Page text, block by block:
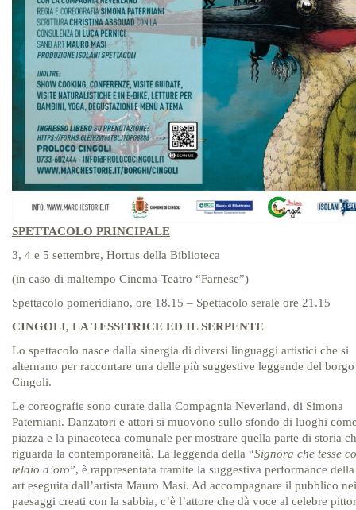
SPETTACOLO PRINCIPALE
3, 4 e 5 settembre, Hortus della Biblioteca
(in caso di maltempo Cinema-Teatro “Farnese”)
Spettacolo pomeridiano, ore 18.15 – Spettacolo serale ore 21.15
CINGOLI, LA TESSITRICE ED IL SERPENTE
Lo spettacolo nasce dalla sinergia di diversi linguaggi artistici che si
alternano per raccontare una delle più suggestive leggende del
Cingoli.
Le coreografie sono curate dalla Compagnia Neverland, di Simona
Paterniani. Danzatori e attori si muovono sullo sfondo di luoghi
piazza e la pinacoteca comunale per mostrare quella parte di storia
riguarda la contemporaneità. La leggenda della “Signora che tesse
telaio d’oro”, è rappresentata tramite la suggestiva performance
art eseguita dall’artista Mauro Masi. Ad accompagnare il pubblico nei
paesaggi creati con la sabbia, c’è l’attore che dà voce al celebre